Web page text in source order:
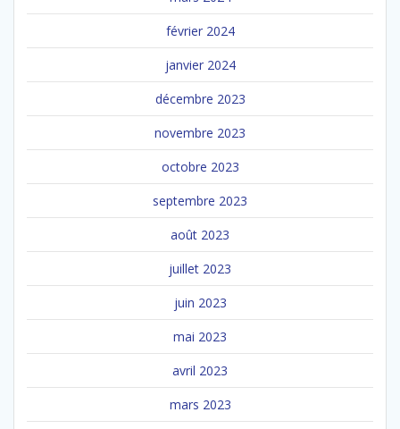
février 2024
janvier 2024
décembre 2023
novembre 2023
octobre 2023
septembre 2023
août 2023
juillet 2023
juin 2023
mai 2023
avril 2023
mars 2023